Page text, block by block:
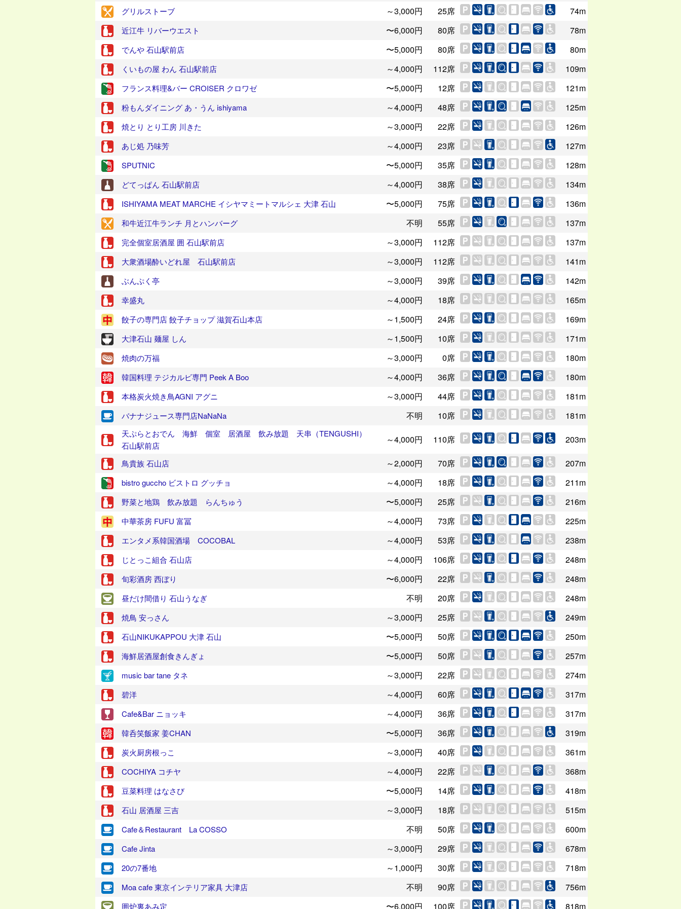
グリルストーブ ～3,000円 25席 74m
近江牛 リバーウエスト 〜6,000円 80席 78m
でんや 石山駅前店 〜5,000円 80席 80m
くいもの屋 わん 石山駅前店 ～4,000円 112席 109m
フランス料理&バー CROISER クロワゼ 〜5,000円 12席 121m
粉もんダイニング あ・うん ishiyama ～4,000円 48席 125m
焼とり とり工房 川きた ～3,000円 22席 126m
あじ処 乃味芳 ～4,000円 23席 127m
SPUTNIC 〜5,000円 35席 128m
どてっぱん 石山駅前店 ～4,000円 38席 134m
ISHIYAMA MEAT MARCHE イシヤマミートマルシェ 大津 石山 〜5,000円 75席 136m
和牛近江牛ランチ 月とハンバーグ 不明 55席 137m
完全個室居酒屋 囲 石山駅前店 ～3,000円 112席 137m
大衆酒場酔いどれ屋 石山駅前店 ～3,000円 112席 141m
ぶんぷく亭 ～3,000円 39席 142m
幸盛丸 ～4,000円 18席 165m
餃子の専門店 餃子チョップ 滋賀石山本店 ～1,500円 24席 169m
大津石山 麺屋 しん ～1,500円 10席 171m
焼肉の万福 ～3,000円 0席 180m
韓国料理 テジカルビ専門 Peek A Boo ～4,000円 36席 180m
本格炭火焼き鳥AGNI アグニ ～3,000円 44席 181m
バナナジュース専門店NaNaNa 不明 10席 181m
天ぷらとおでん 海鮮 個室 居酒屋 飲み放題 天串（TENGUSHI）
石山駅前店
～4,000円 110席 203m
鳥貴族 石山店 ～2,000円 70席 207m
bistro guccho ビストロ グッチョ ～4,000円 18席 211m
野菜と地鶏 飲み放題 らんちゅう 〜5,000円 25席 216m
中華茶房 FUFU 富冨 ～4,000円 73席 225m
エンタメ系韓国酒場 COCOBAL ～4,000円 53席 238m
じとっこ組合 石山店 ～4,000円 106席 248m
旬彩酒房 西ぼり 〜6,000円 22席 248m
昼だけ間借り 石山うなぎ 不明 20席 248m
焼鳥 安っさん ～3,000円 25席 249m
石山NIKUKAPPOU 大津 石山 〜5,000円 50席 250m
海鮮居酒屋創食きんぎょ 〜5,000円 50席 257m
music bar tane タネ ～3,000円 22席 274m
碧洋 ～4,000円 60席 317m
Cafe&Bar ニョッキ ～4,000円 36席 317m
韓呑笑飯家 姜CHAN 〜5,000円 36席 319m
炭火厨房根っこ ～3,000円 40席 361m
COCHIYA コチヤ ～4,000円 22席 368m
豆菜料理 はなさび 〜5,000円 14席 418m
石山 居酒屋 三吉 ～3,000円 18席 515m
Cafe＆Restaurant La COSSO 不明 50席 600m
Cafe Jinta ～3,000円 29席 678m
20の7番地 ～1,000円 30席 718m
Moa cafe 東京インテリア家具 大津店 不明 90席 756m
囲炉裏あみ定 〜6,000円 100席 818m